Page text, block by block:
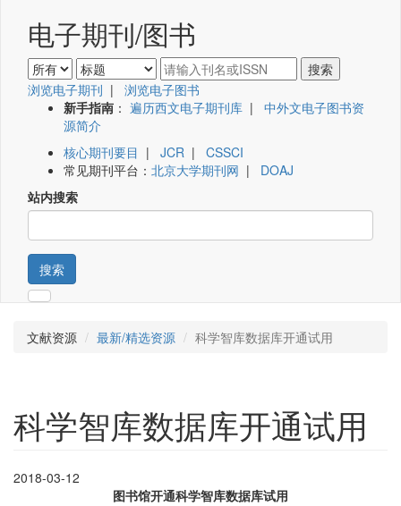
电子期刊/图书
浏览电子期刊 | 浏览电子图书
新手指南 ： 遍历西文电子期刊库 | 中外文电子图书资
源简介
核心期刊要目 | JCR | CSSCI
常见期刊平台： 北京大学期刊网 | DOAJ
站内搜索
搜索
文献资源 最新/精选资源 科学智库数据库开通试用
科学智库数据库开通试用
2018-03-12
图书馆开通科学智库数据库试用